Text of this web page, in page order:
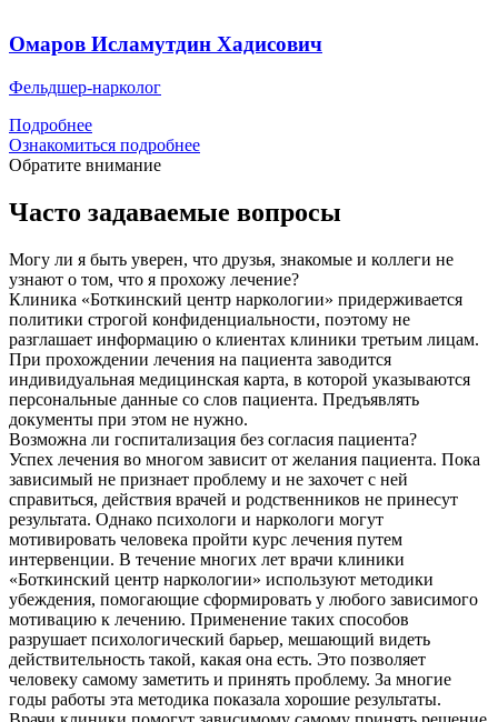
Омаров Исламутдин Хадисович
Фельдшер-нарколог
Подробнее
Ознакомиться подробнее
Обратите внимание
Часто задаваемые вопросы
Могу ли я быть уверен, что друзья, знакомые и коллеги не
узнают о том, что я прохожу лечение?
Клиника «Боткинский центр наркологии» придерживается
политики строгой конфиденциальности, поэтому не
разглашает информацию о клиентах клиники третьим лицам.
При прохождении лечения на пациента заводится
индивидуальная медицинская карта, в которой указываются
персональные данные со слов пациента. Предъявлять
документы при этом не нужно.
Возможна ли госпитализация без согласия пациента?
Успех лечения во многом зависит от желания пациента. Пока
зависимый не признает проблему и не захочет с ней
справиться, действия врачей и родственников не принесут
результата. Однако психологи и наркологи могут
мотивировать человека пройти курс лечения путем
интервенции. В течение многих лет врачи клиники
«Боткинский центр наркологии» используют методики
убеждения, помогающие сформировать у любого зависимого
мотивацию к лечению. Применение таких способов
разрушает психологический барьер, мешающий видеть
действительность такой, какая она есть. Это позволяет
человеку самому заметить и принять проблему. За многие
годы работы эта методика показала хорошие результаты.